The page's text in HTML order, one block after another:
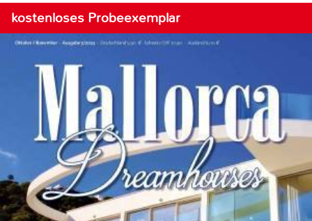
kostenloses Probeexemplar